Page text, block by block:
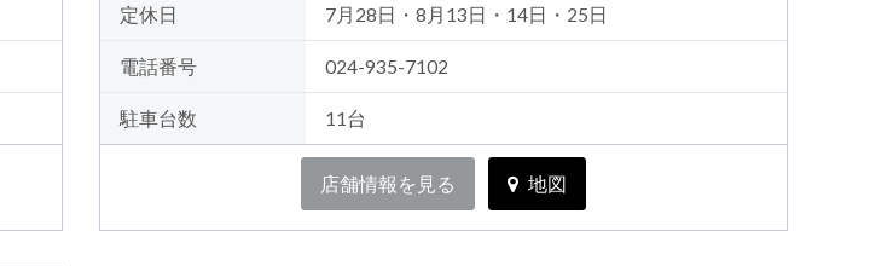
定休日 7月28日・8月13日・14日・25日
電話番号 024-935-7102
駐車台数 11台
店舗情報を見る 地図